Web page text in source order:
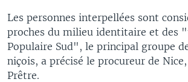
Les personnes interpellées sont
proches du milieu identitaire et des
Populaire Sud", le principal groupe
niçois, a précisé le procureur de
Prêtre.